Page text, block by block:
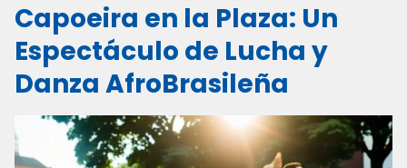
Capoeira en la Plaza: Un
Espectáculo de Lucha y
Danza AfroBrasileña